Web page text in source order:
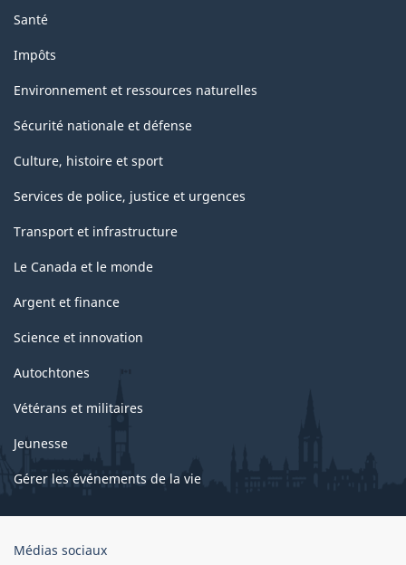
Santé
Impôts
Environnement et ressources naturelles
Sécurité nationale et défense
Culture, histoire et sport
Services de police, justice et urgences
Transport et infrastructure
Le Canada et le monde
Argent et finance
Science et innovation
Autochtones
Vétérans et militaires
Jeunesse
Gérer les événements de la vie
Organisation
Médias sociaux